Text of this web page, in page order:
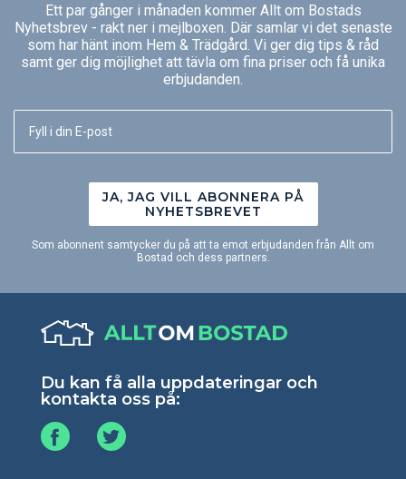
Ett par gånger i månaden kommer Allt om Bostads
Nyhetsbrev - rakt ner i mejlboxen. Där samlar vi det senaste
som har hänt inom Hem & Trädgård. Vi ger dig tips & råd
samt ger dig möjlighet att tävla om fina priser och få unika
erbjudanden.
JA, JAG VILL ABONNERA PÅ
NYHETSBREVET
Som abonnent samtycker du på att ta emot erbjudanden från Allt om
Bostad och dess partners.
Du kan få alla uppdateringar och
kontakta oss på: